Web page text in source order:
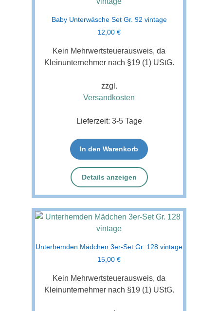
Baby Unterwäsche Set Gr. 92 vintage
12,00 €
Kein Mehrwertsteuerausweis, da
Kleinunternehmer nach §19 (1) UStG.
zzgl.
Versandkosten
Lieferzeit: 3-5 Tage
In den Warenkorb
Details anzeigen
Unterhemden Mädchen 3er-Set Gr. 128 vintage
15,00 €
Kein Mehrwertsteuerausweis, da
Kleinunternehmer nach §19 (1) UStG.